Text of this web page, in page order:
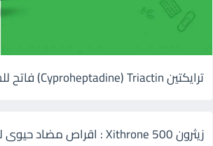
ترايكتين Cyproheptadine) Triactin) فاتح للشهية لزيادة الوزن
زيثرون 500 Xithrone : اقراص مضاد حيوى للالتهابات